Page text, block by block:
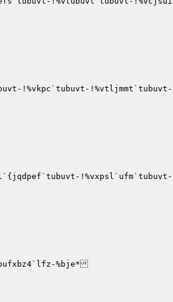
!%vkpc`tubuvt-
!%vxpsl`ufm`tubuvt-
%bje*